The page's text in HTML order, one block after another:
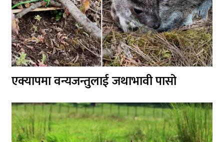
एक्यापमा वन्यजन्तुलाई जथाभावी पासो